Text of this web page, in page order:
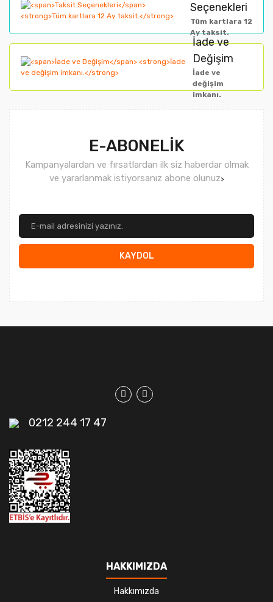
Bu ürüne benzer farklı alternatifler olmalı.
Gönder
Seçenekleri
Tüm kartlara 12
Ay taksit.
İade ve
Değişim
İade ve
değişim
imkanı.
E-ABONELİK
Kampanyalardan ve fırsatlardan ilk siz haberdar olmak
ve yararlanmak istiyorsanız abone olunuz>
KAYDOL
0212 244 17 47
HAKKIMIZDA
Hakkımızda